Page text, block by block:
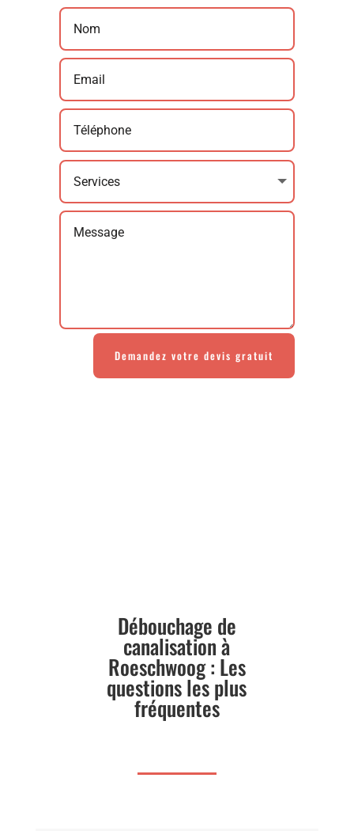
Demandez votre devis gratuit
Débouchage de
canalisation à
Roeschwoog : Les
questions les plus
fréquentes